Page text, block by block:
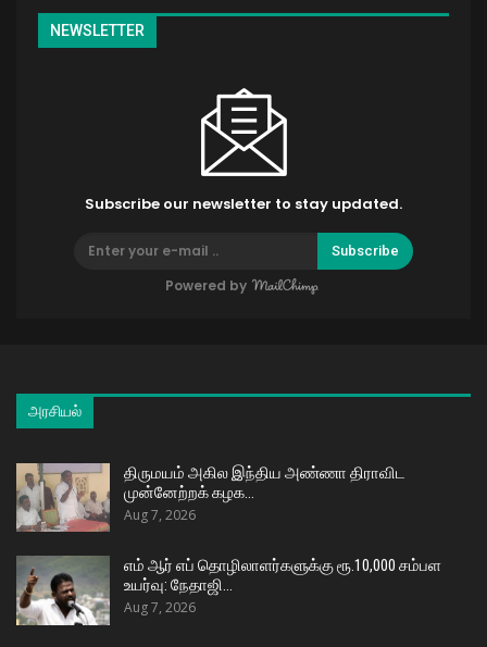
NEWSLETTER
Subscribe our newsletter to stay updated.
Subscribe
Powered by
அரசியல்
திருமயம் அகில இந்திய அண்ணா திராவிட
முன்னேற்றக் கழக…
Aug 7, 2026
எம் ஆர் எப் தொழிலாளர்களுக்கு ரூ.10,000 சம்பள
உயர்வு: நேதாஜி…
Aug 7, 2026